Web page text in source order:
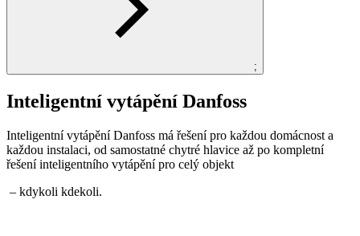
;
Inteligentní vytápění Danfoss
Inteligentní vytápění Danfoss má řešení pro každou domácnost a
každou instalaci, od samostatné chytré hlavice až po kompletní
řešení inteligentního vytápění pro celý objekt
– kdykoli kdekoli.